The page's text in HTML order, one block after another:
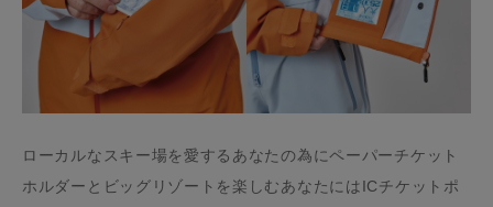
ローカルなスキー場を愛するあなたの為にペーパーチケット
ホルダーとビッグリゾートを楽しむあなたにはICチケットポ